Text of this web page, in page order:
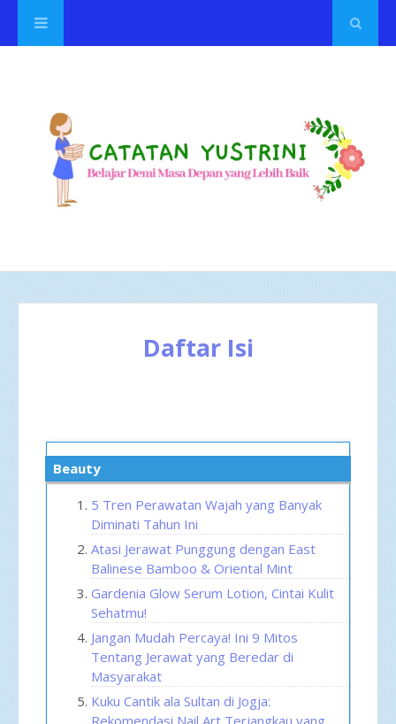
Daftar Isi
Beauty
5 Tren Perawatan Wajah yang Banyak
Diminati Tahun Ini
Atasi Jerawat Punggung dengan East
Balinese Bamboo & Oriental Mint
Gardenia Glow Serum Lotion, Cintai Kulit
Sehatmu!
Jangan Mudah Percaya! Ini 9 Mitos
Tentang Jerawat yang Beredar di
Masyarakat
Kuku Cantik ala Sultan di Jogja:
Rekomendasi Nail Art Terjangkau yang